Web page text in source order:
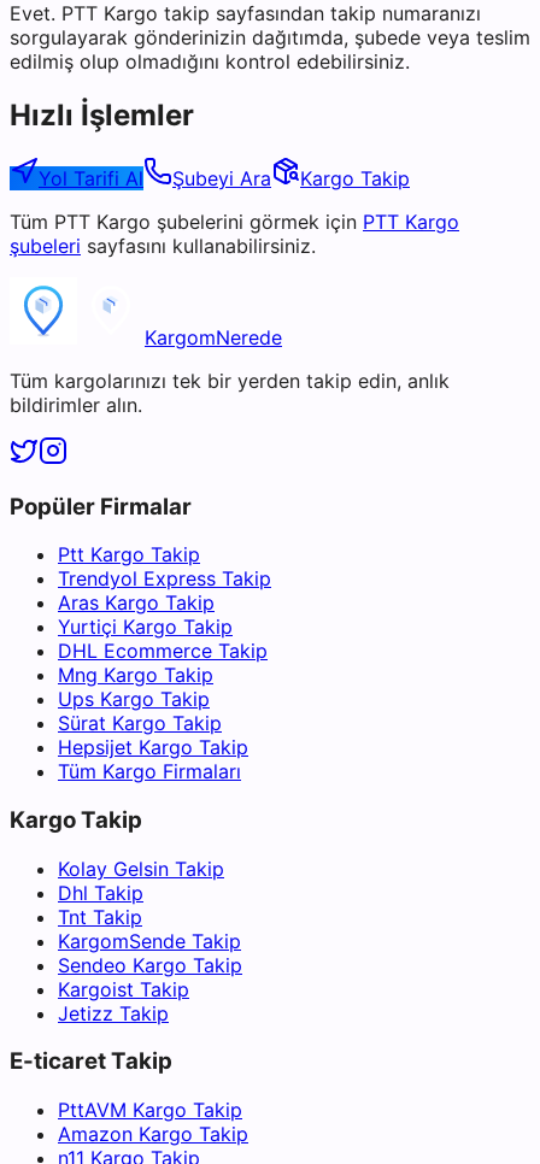
Evet. PTT Kargo takip sayfasından takip numaranızı
sorgulayarak gönderinizin dağıtımda, şubede veya teslim
edilmiş olup olmadığını kontrol edebilirsiniz.
Hızlı İşlemler
Yol Tarifi Al Şubeyi Ara
Kargo Takip
Tüm PTT Kargo şubelerini görmek için PTT Kargo
şubeleri sayfasını kullanabilirsiniz.
KargomNerede
Tüm kargolarınızı tek bir yerden takip edin, anlık
bildirimler alın.
Popüler Firmalar
Ptt Kargo Takip
Trendyol Express Takip
Aras Kargo Takip
Yurtiçi Kargo Takip
DHL Ecommerce Takip
Mng Kargo Takip
Ups Kargo Takip
Sürat Kargo Takip
Hepsijet Kargo Takip
Tüm Kargo Firmaları
Kargo Takip
Kolay Gelsin Takip
Dhl Takip
Tnt Takip
KargomSende Takip
Sendeo Kargo Takip
Kargoist Takip
Jetizz Takip
E-ticaret Takip
PttAVM Kargo Takip
Amazon Kargo Takip
n11 Kargo Takip